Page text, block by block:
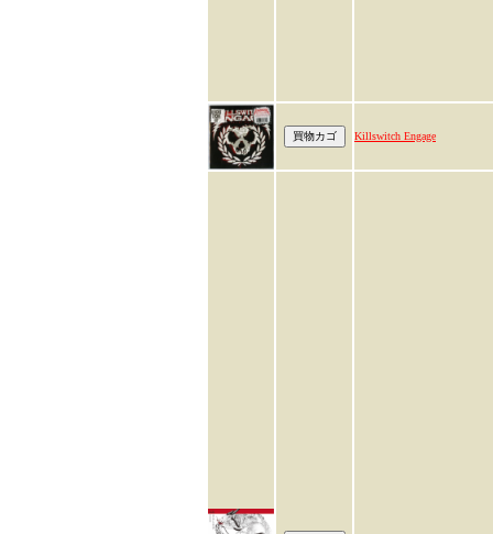
Killswitch Engage